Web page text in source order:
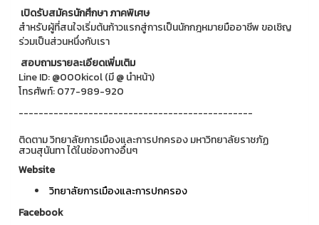
เปิดรับสมัครนักศึกษา ภาคพิเศษ
สำหรับผู้ที่สนใจเริ่มต้นก้าวแรกสู่การเป็นนักกฎหมายมืออาชีพ ขอเชิญ
ร่วมเป็นส่วนหนึ่งกับเรา
สอบถามรายละเอียดเพิ่มเติม
Line ID: @000kicol (มี @ นำหน้า)
โทรศัพท์: 077-989-920
-----------------------------------------------
ติดตาม วิทยาลัยการเมืองและการปกครอง มหาวิทยาลัยราชภัฏ
สวนสุนันทา ได้ในช่องทางอื่นๆ
Website
วิทยาลัยการเมืองและการปกครอง
Facebook